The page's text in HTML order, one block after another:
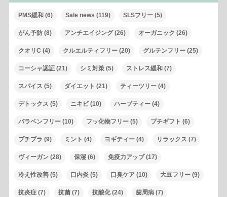
PMS緩和 (6) Sale news (119) SLSフリー(5)
がん予防(8) アンチエイジング(26) オーガニック (26)
クオリC (4) クルエルティフリー(20) グルテンフリー(25)
コーシャ認証(21) シミ対策(5) ストレス緩和 (7)
スパイス (5) ダイエット (21) ティーツリー(4)
デトックス (5) ニキビ(10) ハーブティー(4)
パラベンフリー(10) フッ化物フリー(5) プチギフト (6)
プチプラ (9) ミント (4) ヨギティー(4) リラックス (7)
ヴィーガン(28) 保湿(6) 免疫力アップ(17)
冷え性改善(5) 口内炎(5) 口臭ケア(10) 大豆フリー(9)
抗炎症(7) 抗菌(7) 抗酸化(24) 歯周病(7)